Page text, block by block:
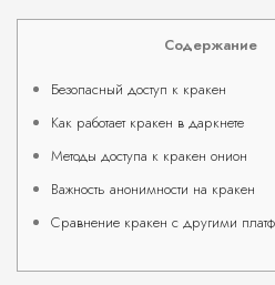
Содержание
Безопасный доступ к кракен
Как работает кракен в даркнете
Методы доступа к кракен онион
Важность анонимности на кракен
Сравнение кракен с другими